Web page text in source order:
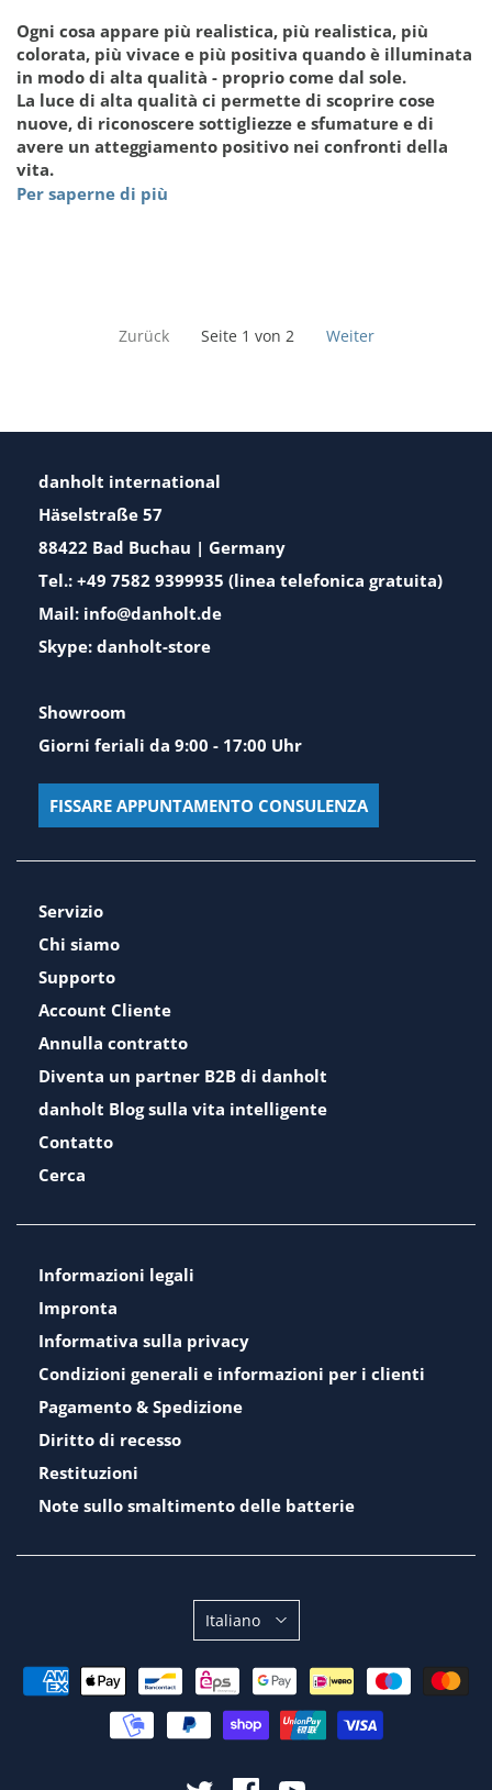
Ogni cosa appare più realistica, più realistica, più
colorata, più vivace e più positiva quando è illuminata
in modo di alta qualità - proprio come dal sole.
La luce di alta qualità ci permette di scoprire cose
nuove, di riconoscere sottigliezze e sfumature e di
avere un atteggiamento positivo nei confronti della
vita.
Per saperne di più
Zurück Seite 1 von 2 Weiter
danholt international
Häselstraße 57
88422 Bad Buchau | Germany
Tel.: +49 7582 9399935 (linea telefonica gratuita)
Mail: info@danholt.de
Skype: danholt-store
Showroom
Giorni feriali da 9:00 - 17:00 Uhr
FISSARE APPUNTAMENTO CONSULENZA
Servizio
Chi siamo
Supporto
Account Cliente
Annulla contratto
Diventa un partner B2B di danholt
danholt Blog sulla vita intelligente
Contatto
Cerca
Informazioni legali
Impronta
Informativa sulla privacy
Condizioni generali e informazioni per i clienti
Pagamento & Spedizione
Diritto di recesso
Restituzioni
Note sullo smaltimento delle batterie
Sprache
Italiano